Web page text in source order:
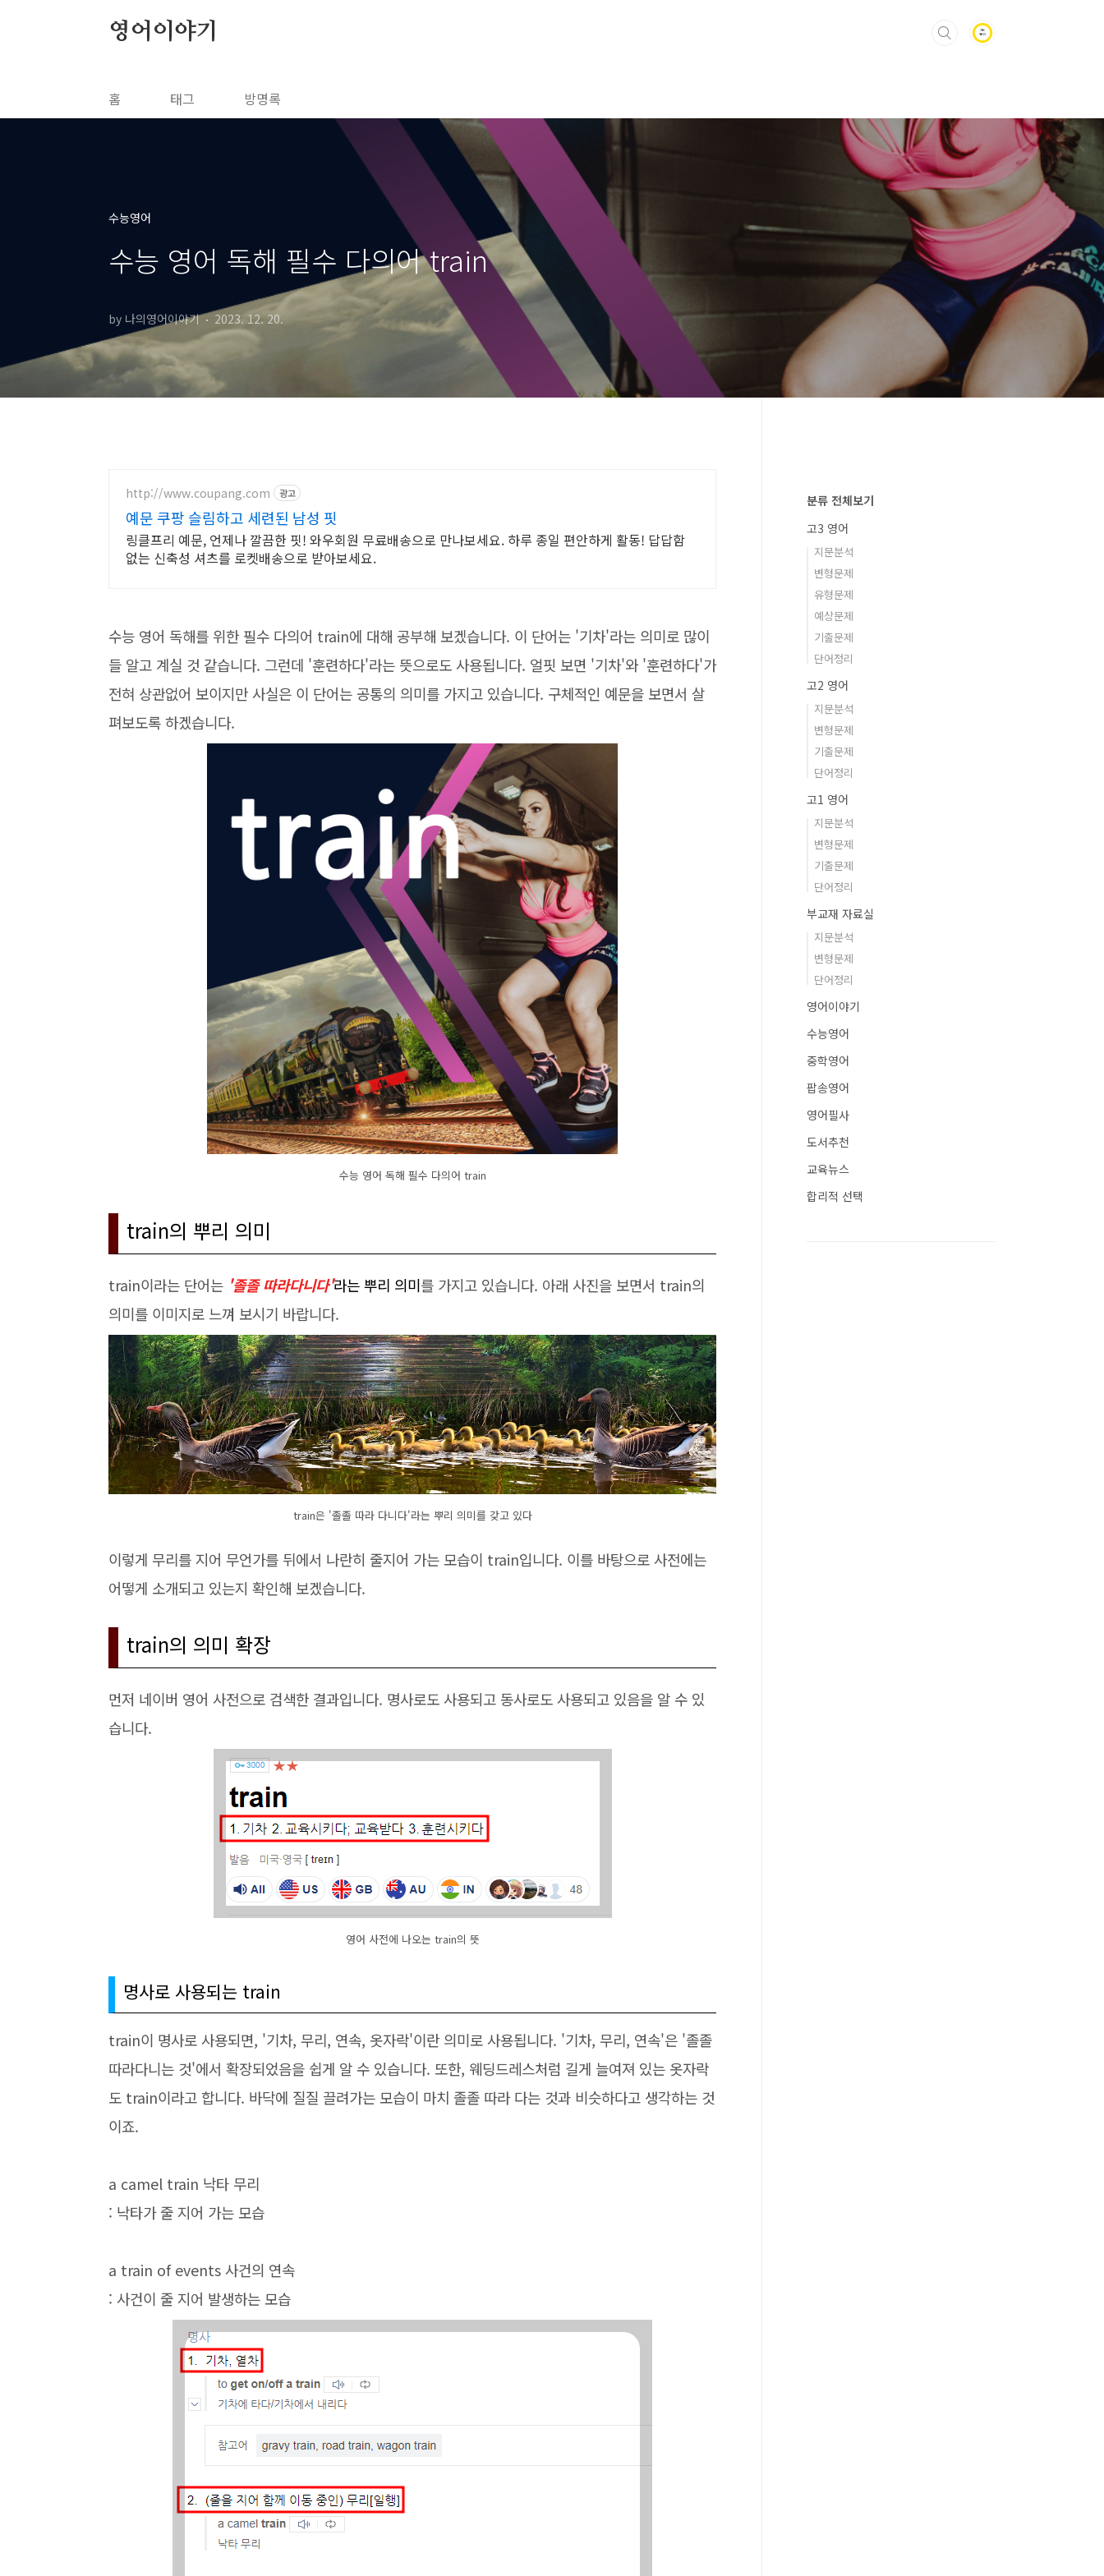
영어이야기
홈 태그 방명록
수능영어
수능 영어 독해 필수 다의어 train
by 나의영어이야기 2023. 12. 20.
http://www.coupang.com 광고
예문 쿠팡 슬림하고 세련된 남성 핏
링클프리 예문, 언제나 깔끔한 핏! 와우회원 무료배송으로 만나보세요. 하루 종일 편안하게 활동! 답답함
없는 신축성 셔츠를 로켓배송으로 받아보세요.
수능 영어 독해를 위한 필수 다의어 train에 대해 공부해 보겠습니다. 이 단어는 '기차'라는 의미로 많이
들 알고 계실 것 같습니다. 그런데 '훈련하다'라는 뜻으로도 사용됩니다. 얼핏 보면 '기차'와 '훈련하다'가
전혀 상관없어 보이지만 사실은 이 단어는 공통의 의미를 가지고 있습니다. 구체적인 예문을 보면서 살
펴보도록 하겠습니다.
수능 영어 독해 필수 다의어 train
train의 뿌리 의미
train이라는 단어는 '졸졸 따라다니다'라는 뿌리 의미를 가지고 있습니다. 아래 사진을 보면서 train의
의미를 이미지로 느껴 보시기 바랍니다.
train은 '졸졸 따라 다니다'라는 뿌리 의미를 갖고 있다
이렇게 무리를 지어 무언가를 뒤에서 나란히 줄지어 가는 모습이 train입니다. 이를 바탕으로 사전에는
어떻게 소개되고 있는지 확인해 보겠습니다.
train의 의미 확장
먼저 네이버 영어 사전으로 검색한 결과입니다. 명사로도 사용되고 동사로도 사용되고 있음을 알 수 있
습니다.
영어 사전에 나오는 train의 뜻
명사로 사용되는 train
train이 명사로 사용되면, '기차, 무리, 연속, 옷자락'이란 의미로 사용됩니다. '기차, 무리, 연속'은 '졸졸
따라다니는 것'에서 확장되었음을 쉽게 알 수 있습니다. 또한, 웨딩드레스처럼 길게 늘여져 있는 옷자락
도 train이라고 합니다. 바닥에 질질 끌려가는 모습이 마치 졸졸 따라 다는 것과 비슷하다고 생각하는 것
이죠.
a camel train 낙타 무리
: 낙타가 줄 지어 가는 모습
a train of events 사건의 연속
: 사건이 줄 지어 발생하는 모습
분류 전체보기
고3 영어
지문분석
변형문제
유형문제
예상문제
기출문제
단어정리
고2 영어
지문분석
변형문제
기출문제
단어정리
고1 영어
지문분석
변형문제
기출문제
단어정리
부교재 자료실
지문분석
변형문제
단어정리
영어이야기
수능영어
중학영어
팝송영어
영어필사
도서추천
교육뉴스
합리적 선택